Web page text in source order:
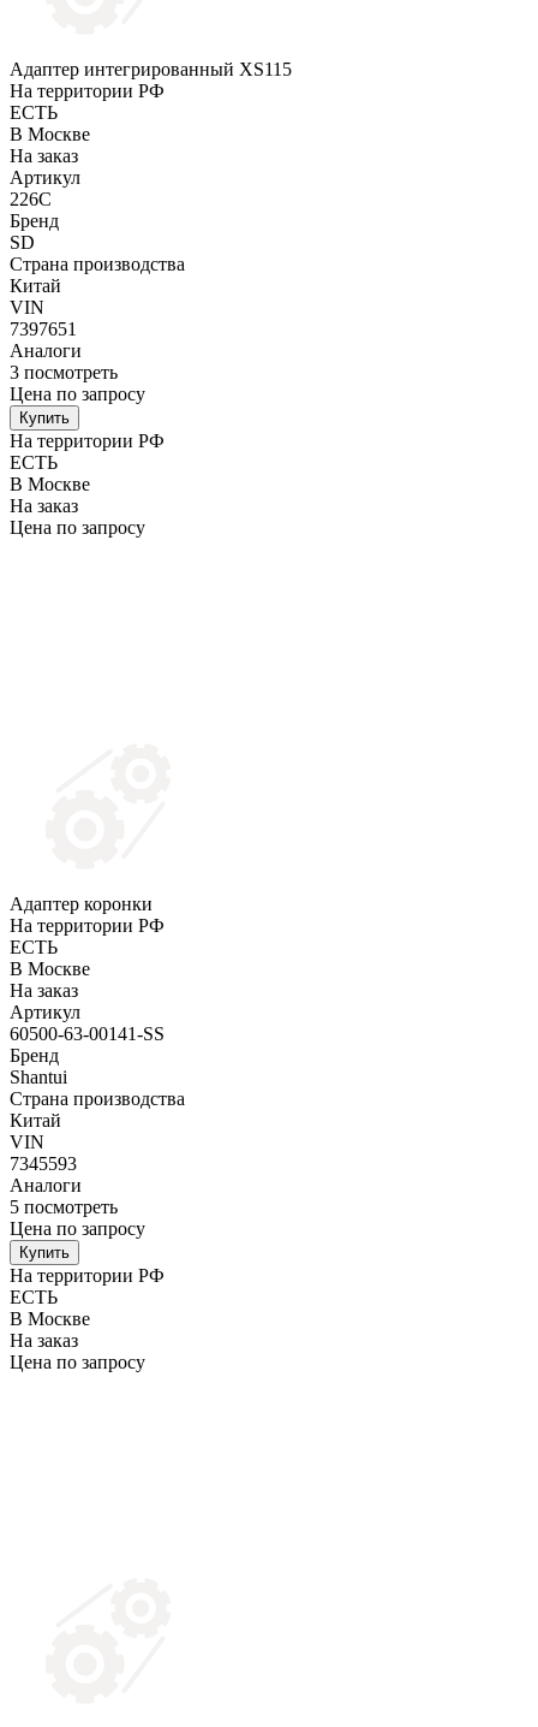
Адаптер интегрированный XS115
На территории РФ
ЕСТЬ
В Москве
На заказ
Артикул
226C
Бренд
SD
Страна производства
Китай
VIN
7397651
Аналоги
3 посмотреть
Цена по запросу
Купить
На территории РФ
ЕСТЬ
В Москве
На заказ
Цена по запросу
Адаптер коронки
На территории РФ
ЕСТЬ
В Москве
На заказ
Артикул
60500-63-00141-SS
Бренд
Shantui
Страна производства
Китай
VIN
7345593
Аналоги
5 посмотреть
Цена по запросу
Купить
На территории РФ
ЕСТЬ
В Москве
На заказ
Цена по запросу